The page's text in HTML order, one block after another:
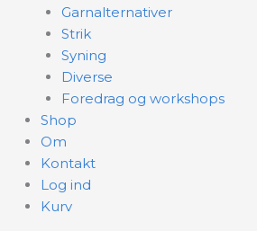
Garnalternativer
Strik
Syning
Diverse
Foredrag og workshops
Shop
Om
Kontakt
Log ind
Kurv